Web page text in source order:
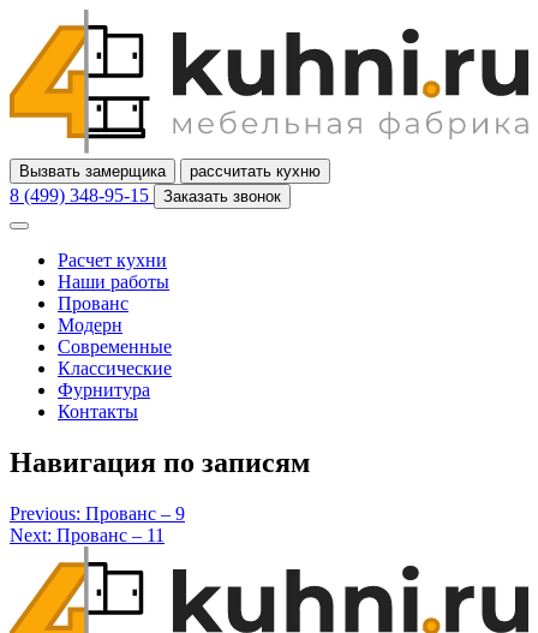
Вызвать замерщика рассчитать кухню
8 (499) 348-95-15 Заказать звонок
Расчет кухни
Наши работы
Прованс
Модерн
Современные
Классические
Фурнитура
Контакты
Навигация по записям
Previous: Прованс – 9
Next: Прованс – 11